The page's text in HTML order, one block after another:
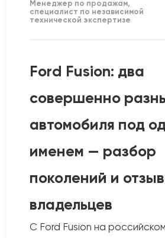
Менеджер по продажам,
специалист по независимой
технической экспертизе
Ford Fusion: два
совершенно
автомобиля под
именем — разбор
поколений и
владельцев
С Ford Fusion на